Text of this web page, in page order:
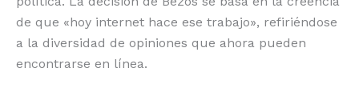
de que «hoy internet hace ese trabajo», refiriéndose
a la diversidad de opiniones que ahora pueden
encontrarse en línea.